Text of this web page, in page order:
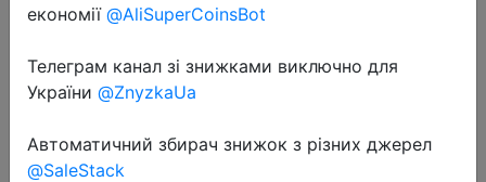
Перейти до магазину
економії @AliSuperCoinsBot
Телеграм канал зі знижками виключно для
України @ZnyzkaUa
Автоматичний збирач знижок з різних джерел
@SaleStack